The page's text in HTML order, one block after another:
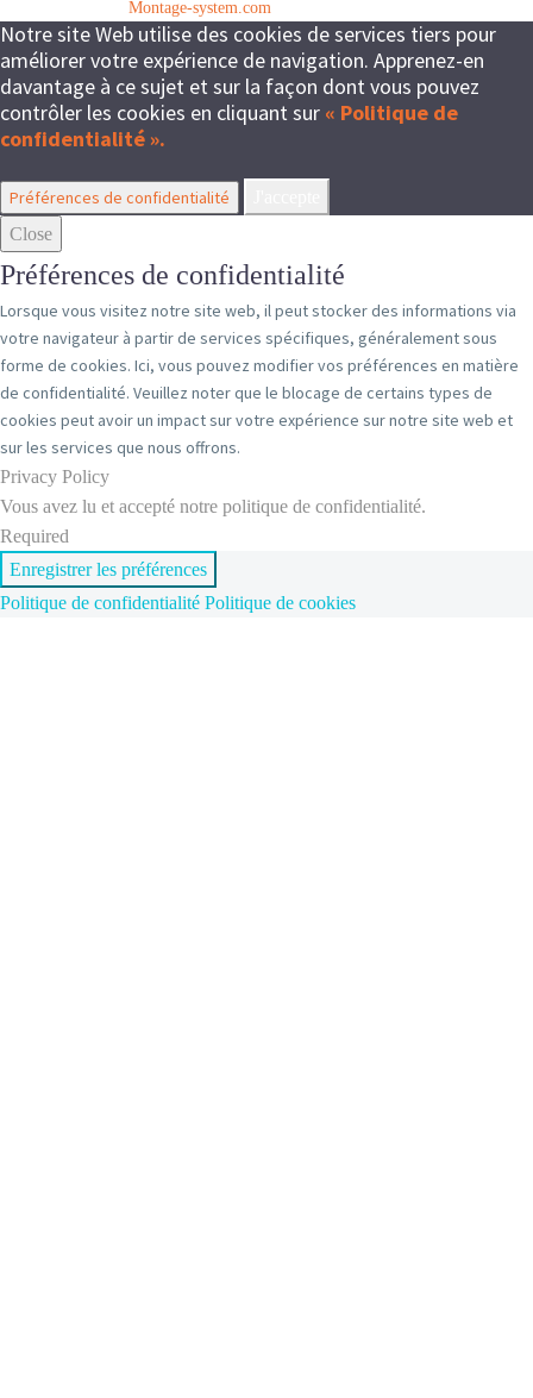
Montage-system.com
Notre site Web utilise des cookies de services tiers pour
améliorer votre expérience de navigation. Apprenez-en
davantage à ce sujet et sur la façon dont vous pouvez
contrôler les cookies en cliquant sur « Politique de
confidentialité ».
Préférences de confidentialité
Close
Préférences de confidentialité
Lorsque vous visitez notre site web, il peut stocker des informations via
votre navigateur à partir de services spécifiques, généralement sous
forme de cookies. Ici, vous pouvez modifier vos préférences en matière
de confidentialité. Veuillez noter que le blocage de certains types de
cookies peut avoir un impact sur votre expérience sur notre site web et
sur les services que nous offrons.
Privacy Policy
Vous avez lu et accepté notre politique de confidentialité.
Required
Enregistrer les préférences
Politique de confidentialité Politique de cookies